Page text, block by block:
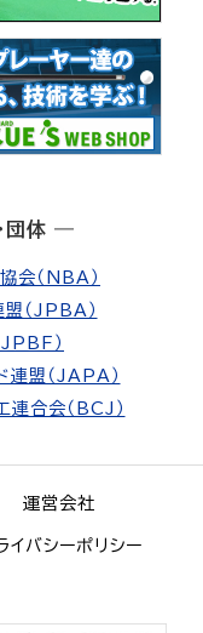
団体 ―
会（NBA）
（JPBA）
）
連盟（JAPA）
合会（BCJ）
運営会社
イバシーポリシー